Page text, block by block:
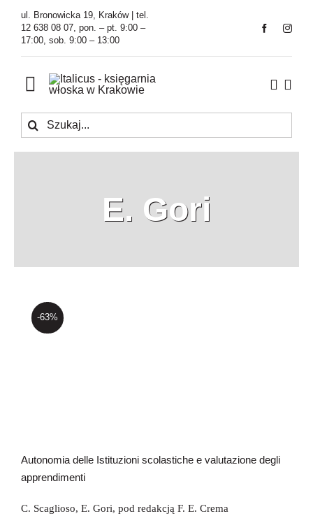
Przejdź
zawartości
ul. Bronowicka 19, Kraków | tel.
12 638 08 07, pon. – pt. 9:00 –
17:00, sob. 9:00 – 13:00
Toggle
Navigation
Księgarnia
Newsletter
Szukaj
E. Gori
-63%
Autonomia delle Istituzioni scolastiche e valutazione degli
apprendimenti
C. Scaglioso, E. Gori, pod redakcją F. E. Crema